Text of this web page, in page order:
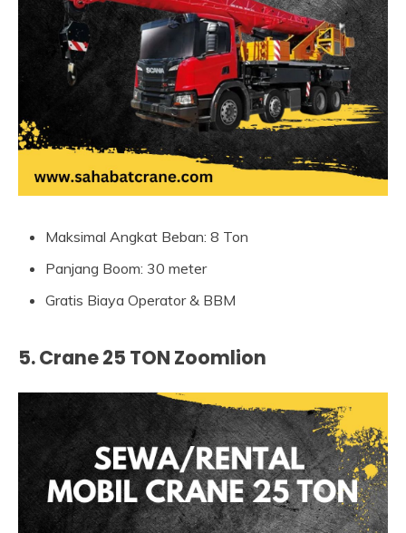
Maksimal Angkat Beban: 8 Ton
Panjang Boom: 30 meter
Gratis Biaya Operator & BBM
5. Crane 25 TON Zoomlion